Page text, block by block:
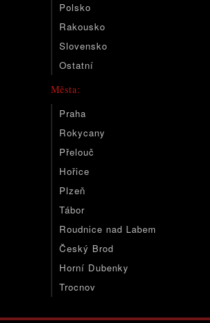
Polsko
Rakousko
Slovensko
Ostatní
Města:
Praha
Rokycany
Přelouč
Hořice
Plzeň
Tábor
Roudnice nad Labem
Český Brod
Horní Dubenky
Trocnov